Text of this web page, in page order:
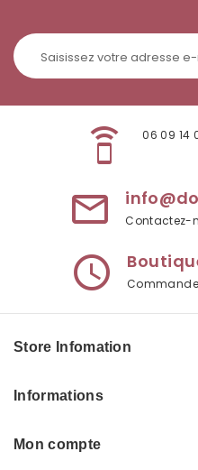
speaker_phone 06 09 14
mail_outline Contactez-
access_time
Store Infomation
Informations
Mon compte